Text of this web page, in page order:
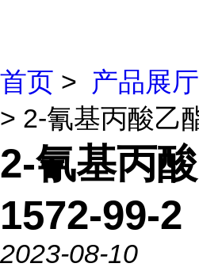
首页 > 产品展厅
> 2-氰基丙酸乙
2-氰基丙
1572-99-2
2023-08-10